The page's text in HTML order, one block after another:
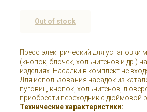
Out of stock
Пресс электрический для установки
(кнопок, блочек, хольнитенов и др.)
изделиях. Насадки в комплект не
Для использования насадок из
пуговиц, кнопок, хольнитенов,
приобрести переходник с дюймовой
Технические характеристики: